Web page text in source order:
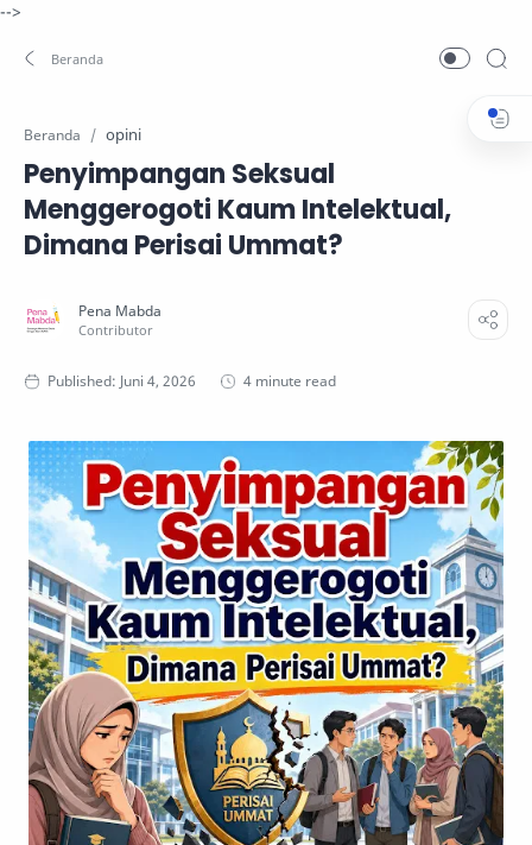
-->
Beranda opini
Penyimpangan Seksual
Menggerogoti Kaum Intelektual,
Dimana Perisai Ummat?
4 minute read